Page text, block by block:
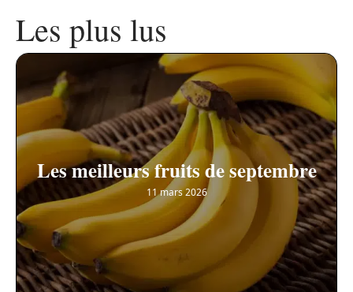
Les plus lus
Les meilleurs fruits de septembre
11 mars 2026